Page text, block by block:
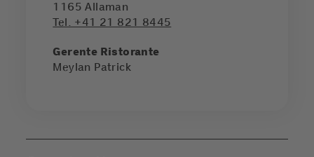
1165 Allaman
Tel. +41 21 821 8445
Gerente Ristorante
Meylan Patrick